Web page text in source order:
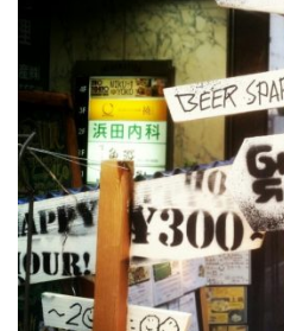
町
に
あ
る
ダ
イ
ニ